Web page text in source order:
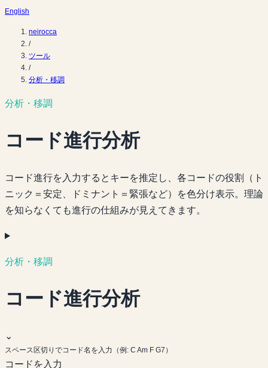
English
neirocca
/
ツール
/
分析・移調
分析・移調
コード進行分析
コード進行を入力するとキーを推定し、各コードの役割（ト
ニック＝安定、ドミナント＝緊張など）を色分け表示。理論
を知らなくても進行の仕組みが見えてきます。
分析・移調
コード進行分析
⌄
スペース区切りでコード名を入力（例: C Am F G7）
コードを入力